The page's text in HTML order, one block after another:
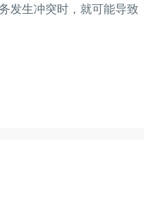
发生冲突时，就可能导致